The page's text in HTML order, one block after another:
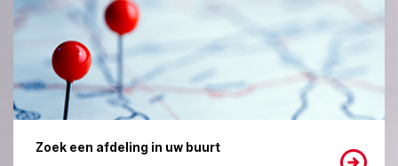
Zoek een afdeling in uw buurt